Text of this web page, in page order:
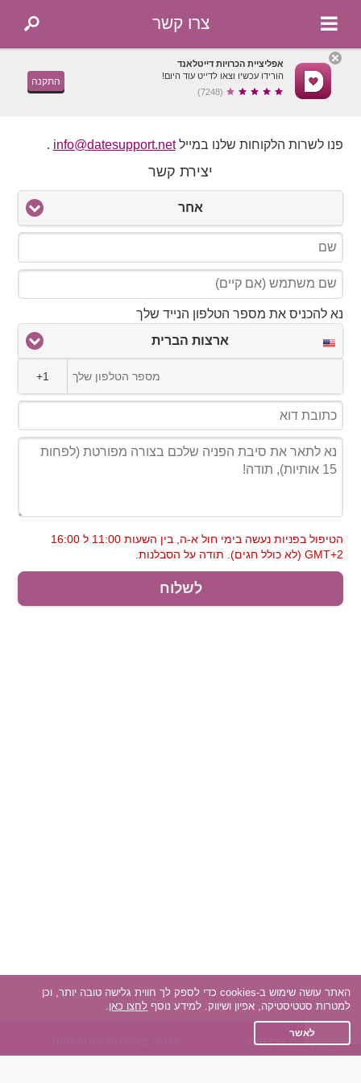
צרו קשר
אפליציית הכרויות דייטלאנד
הורידו עכשיו וצאו לדייט עוד היום!
(7248)
התקנה
פנו לשרות הלקוחות שלנו במיילinfo@datesupport.net
.
יצירת קשר
אחר
נא להכניס את מספר הטלפון הנייד שלך
ארצות הברית
+1
הטיפול בפניות נעשה בימי חול א-ה, בין השעות 11:00 ל 16:00
GMT+2 (לא כולל חגים). תודה על הסבלנות.
לשלוח
אפליקציית הכרויות
האתר עושה שימוש ב-cookies כדי לספק לך חווית גלישה טובה יותר, וכן
למטרות סטטיסטיקה, אפיון ושיווק. למידע נוסף לחצו כאן.
לאשר